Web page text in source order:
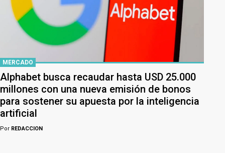
MERCADO
Alphabet busca recaudar hasta USD 25.000
millones con una nueva emisión de bonos
para sostener su apuesta por la inteligencia
artificial
Por REDACCION